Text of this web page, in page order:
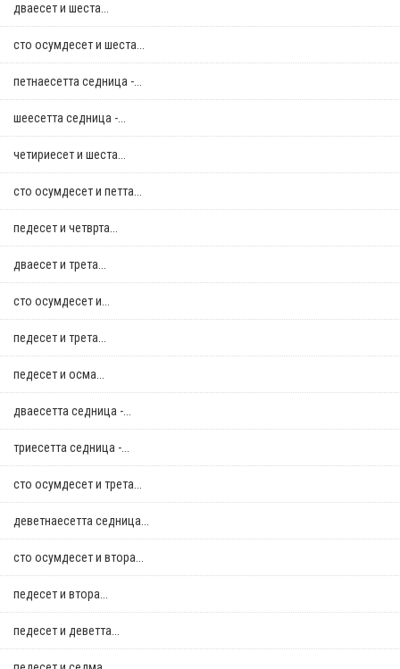
дваесет и шеста...
сто осумдесет и шеста...
петнаесетта седница -...
шеесетта седница -...
четириесет и шеста...
сто осумдесет и петта...
педесет и четврта...
дваесет и трета...
сто осумдесет и...
педесет и трета...
педесет и осма...
дваесетта седница -...
триесетта седница -...
сто осумдесет и трета...
деветнаесетта седница...
сто осумдесет и втора...
педесет и втора...
педесет и деветта...